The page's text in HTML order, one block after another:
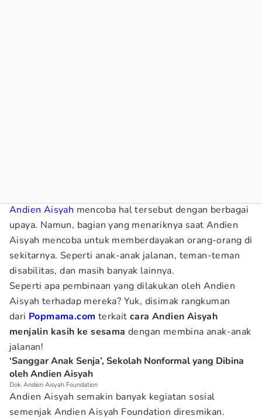
Andien Aisyah mencoba hal tersebut dengan berbagai
upaya. Namun, bagian yang menariknya saat Andien
Aisyah mencoba untuk memberdayakan orang-orang di
sekitarnya. Seperti anak-anak jalanan, teman-teman
disabilitas, dan masih banyak lainnya.
Seperti apa pembinaan yang dilakukan oleh Andien
Aisyah terhadap mereka? Yuk, disimak rangkuman
dari Popmama.com terkaitcara Andien Aisyah
menjalin kasih ke sesama dengan membina anak-anak
jalanan!
‘Sanggar Anak Senja’, Sekolah Nonformal yang Dibina
oleh Andien Aisyah
Dok. Andien Aisyah Foundation
Andien Aisyah semakin banyak kegiatan sosial
semenjak Andien Aisyah Foundation diresmikan.